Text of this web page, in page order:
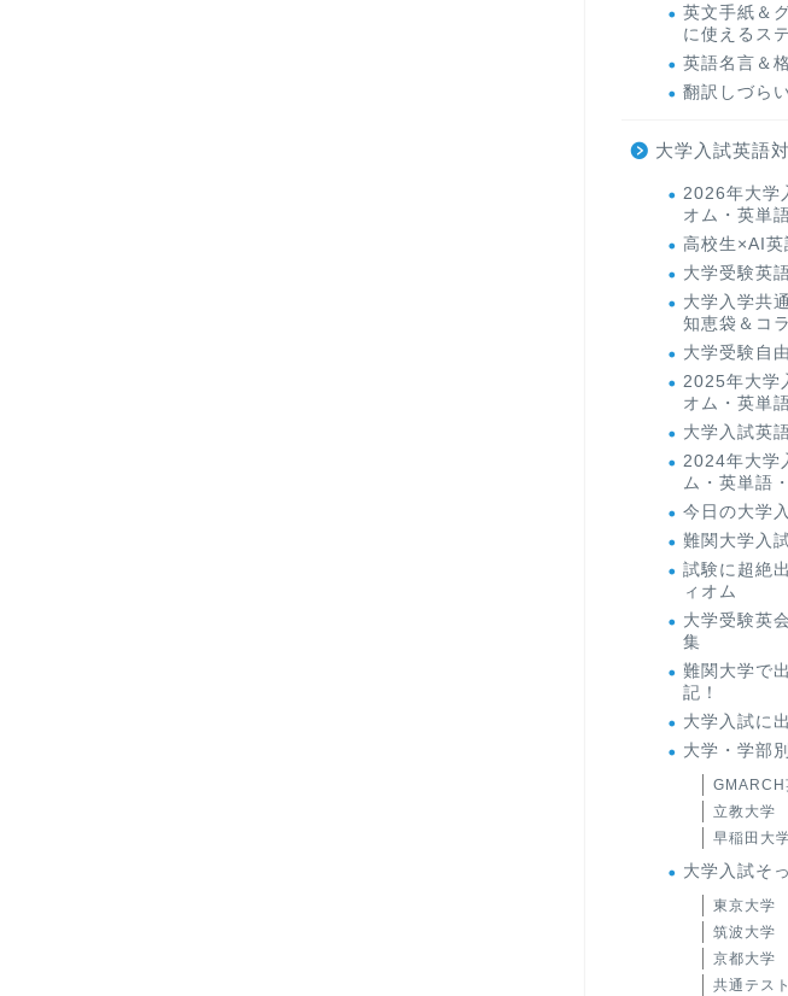
英文手紙＆
に使えるス
英語名言＆
翻訳しづら
大学入試英語
2026年大学
オム・英単
高校生×AI英
大学受験英
大学入学共
知恵袋＆コ
大学受験自
2025年大学
オム・英単
大学入試英
2024年大学
ム・英単語
今日の大学
難関大学入
試験に超絶
ィオム
大学受験英
集
難関大学で
記！
大学入試に
大学・学部
GMARCH
立教大学
早稲田大
大学入試そ
東京大学
筑波大学
京都大学
共通テス